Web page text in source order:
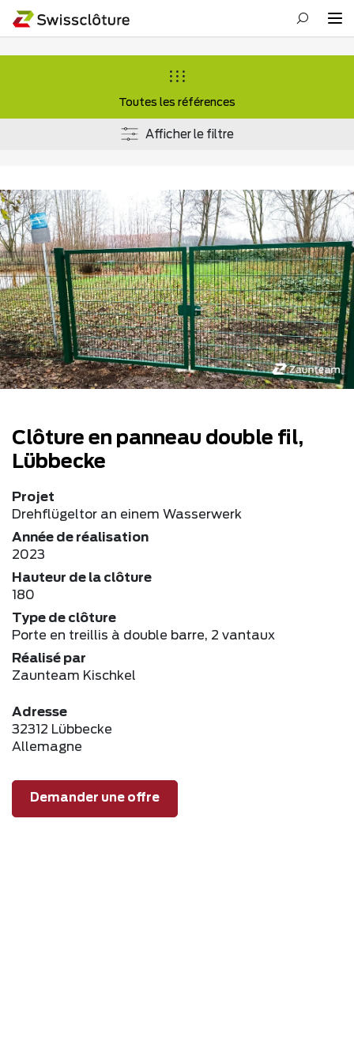
Toutes les références
Afficher le filtre
Clôture en panneau double fil,
Lübbecke
Projet
Drehflügeltor an einem Wasserwerk
Année de réalisation
2023
Hauteur de la clôture
180
Type de clôture
Porte en treillis à double barre, 2 vantaux
Réalisé par
Zaunteam Kischkel
Adresse
32312 Lübbecke
Allemagne
Demander une offre